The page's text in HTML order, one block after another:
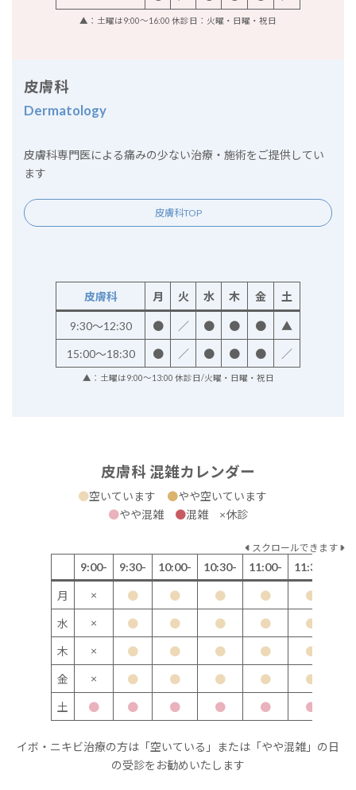
▲：土曜は9:00～16:00 休診日：火曜・日曜・祝日
皮膚科
Dermatology
皮膚科専門医による痛みの少ない治療・施術をご提供してい
ます
皮膚科TOP
皮膚科 月 火 水 木 金 土
9:30～12:30 ● ／ ● ● ● ▲
15:00～18:30 ● ／ ● ● ● ／
▲：土曜は9:00～13:00 休診日/火曜・日曜・祝日
皮膚科 混雑カレンダー
●空いています ●やや空いています
●やや混雑 ●混雑 ×休診
スクロールできます
9:00- 9:30- 10:00- 10:30- 11:00- 11:30-
月 × ● ● ● ● ●
水 × ● ● ● ● ●
木 × ● ● ● ● ●
金 × ● ● ● ● ●
土 ● ● ● ● ● ●
イボ・ニキビ治療の方は「空いている」または「やや混雑」の日
の受診をお勧めいたします